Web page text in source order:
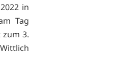
in
Tag
3.